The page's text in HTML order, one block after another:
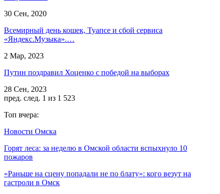
30 Сен, 2020
Всемирный день кошек, Туапсе и сбой сервиса
«Яндекс.Музыка».…
2 Мар, 2023
Путин поздравил Хоценко с победой на выборах
28 Сен, 2023
пред. след. 1 из 1 523
Топ вчера:
Новости Омска
Горят леса: за неделю в Омской области вспыхнуло 10
пожаров
«Раньше на сцену попадали не по блату»: кого везут на
гастроли в Омск